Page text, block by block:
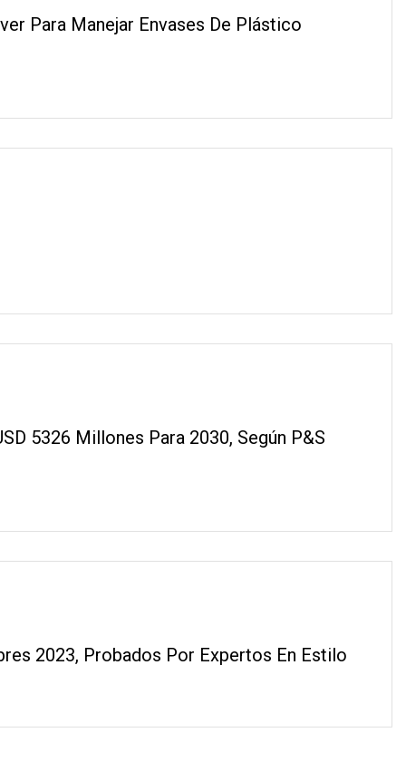
Para Manejar Envases De Plástico
5326 Millones Para 2030, Según P&S
2023, Probados Por Expertos En Estilo